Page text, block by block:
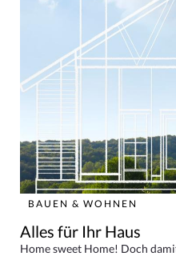
BAUEN & WOHNEN
Alles für Ihr Haus
Home sweet Home! Doch